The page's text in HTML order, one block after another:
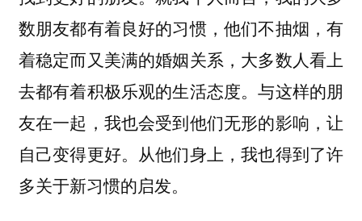
数朋友都有着良好的习惯，他们不抽烟，有
着稳定而又美满的婚姻关系，大多数人看上
去都有着积极乐观的生活态度。与这样的朋
友在一起，我也会受到他们无形的影响，让
自己变得更好。从他们身上，我也得到了许
多关于新习惯的启发。